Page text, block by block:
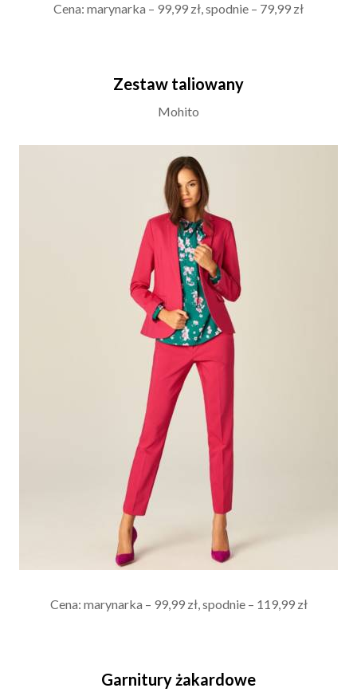
Cena: marynarka – 99,99 zł, spodnie – 79,99 zł
Zestaw taliowany
Mohito
Cena: marynarka – 99,99 zł, spodnie – 119,99 zł
Garnitury żakardowe